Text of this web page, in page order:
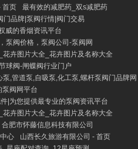
首页
最有效的减肥药_双s减肥药
门品牌|泵阀行情|阀门交易
威的香烟资讯平台
泵阀价格，泵阀公司-泵阀网
卉图片大全_花卉图片及名称大全
球阀-闸蝶阀行业门户
,管道泵,自吸泵,化工泵,螺杆泵阀门品牌网
泵阀网平台
|为您提供最专业的泵阀资讯平台
卉图片大全_花卉图片及名称大全
合肥市怀藤信息科技有限公司
心
山西长久旅游有限公司 - 首页